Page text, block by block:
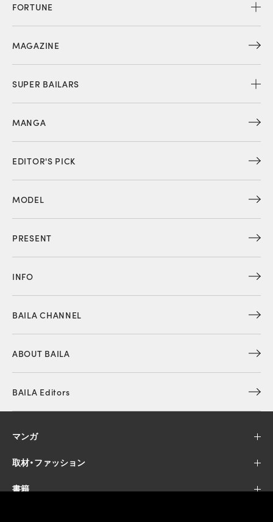
FORTUNE
MAGAZINE
SUPER BAILARS
MANGA
EDITOR'S PICK
MODEL
PRESENT
INFO
BAILA CHANNEL
ABOUT BAILA
BAILA Editors
マンガ
取材・ファッション
書籍